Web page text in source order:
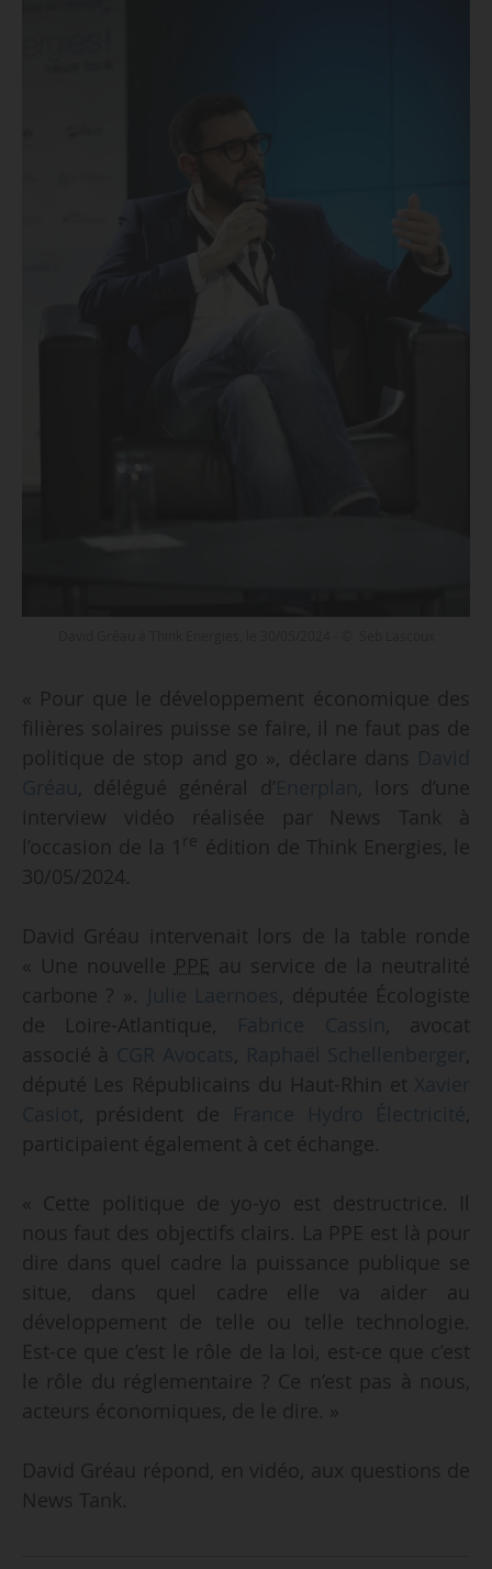
« Pour que le développement économique des
filières solaires puisse se faire, il ne faut pas de
politique de stop and go », déclare dans
, délégué général d’
, lors d’une
interview vidéo réalisée par News Tank à
l’occasion de la 1
re édition de Think Energies, le
30/05/2024.
David Gréau intervenait lors de la table ronde
« Une nouvelle PPE au service de la neutralité
carbone ? ».
, députée Écologiste
de Loire-Atlantique,
, avocat
associé à
,
,
député Les Républicains du Haut-Rhin et
, président de
,
participaient également à cet échange.
« Cette politique de yo-yo est destructrice. Il
nous faut des objectifs clairs. La PPE est là pour
dire dans quel cadre la puissance publique se
situe, dans quel cadre elle va aider au
développement de telle ou telle technologie.
Est-ce que c’est le rôle de la loi, est-ce que c’est
le rôle du réglementaire ? Ce n’est pas à nous,
acteurs économiques, de le dire. »
David Gréau répond, en vidéo, aux questions de
News Tank.